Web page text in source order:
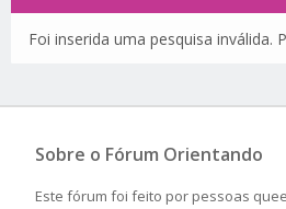
Foi inserida uma pesquisa
Sobre o Fórum Orientando
Este fórum foi feito por pessoas